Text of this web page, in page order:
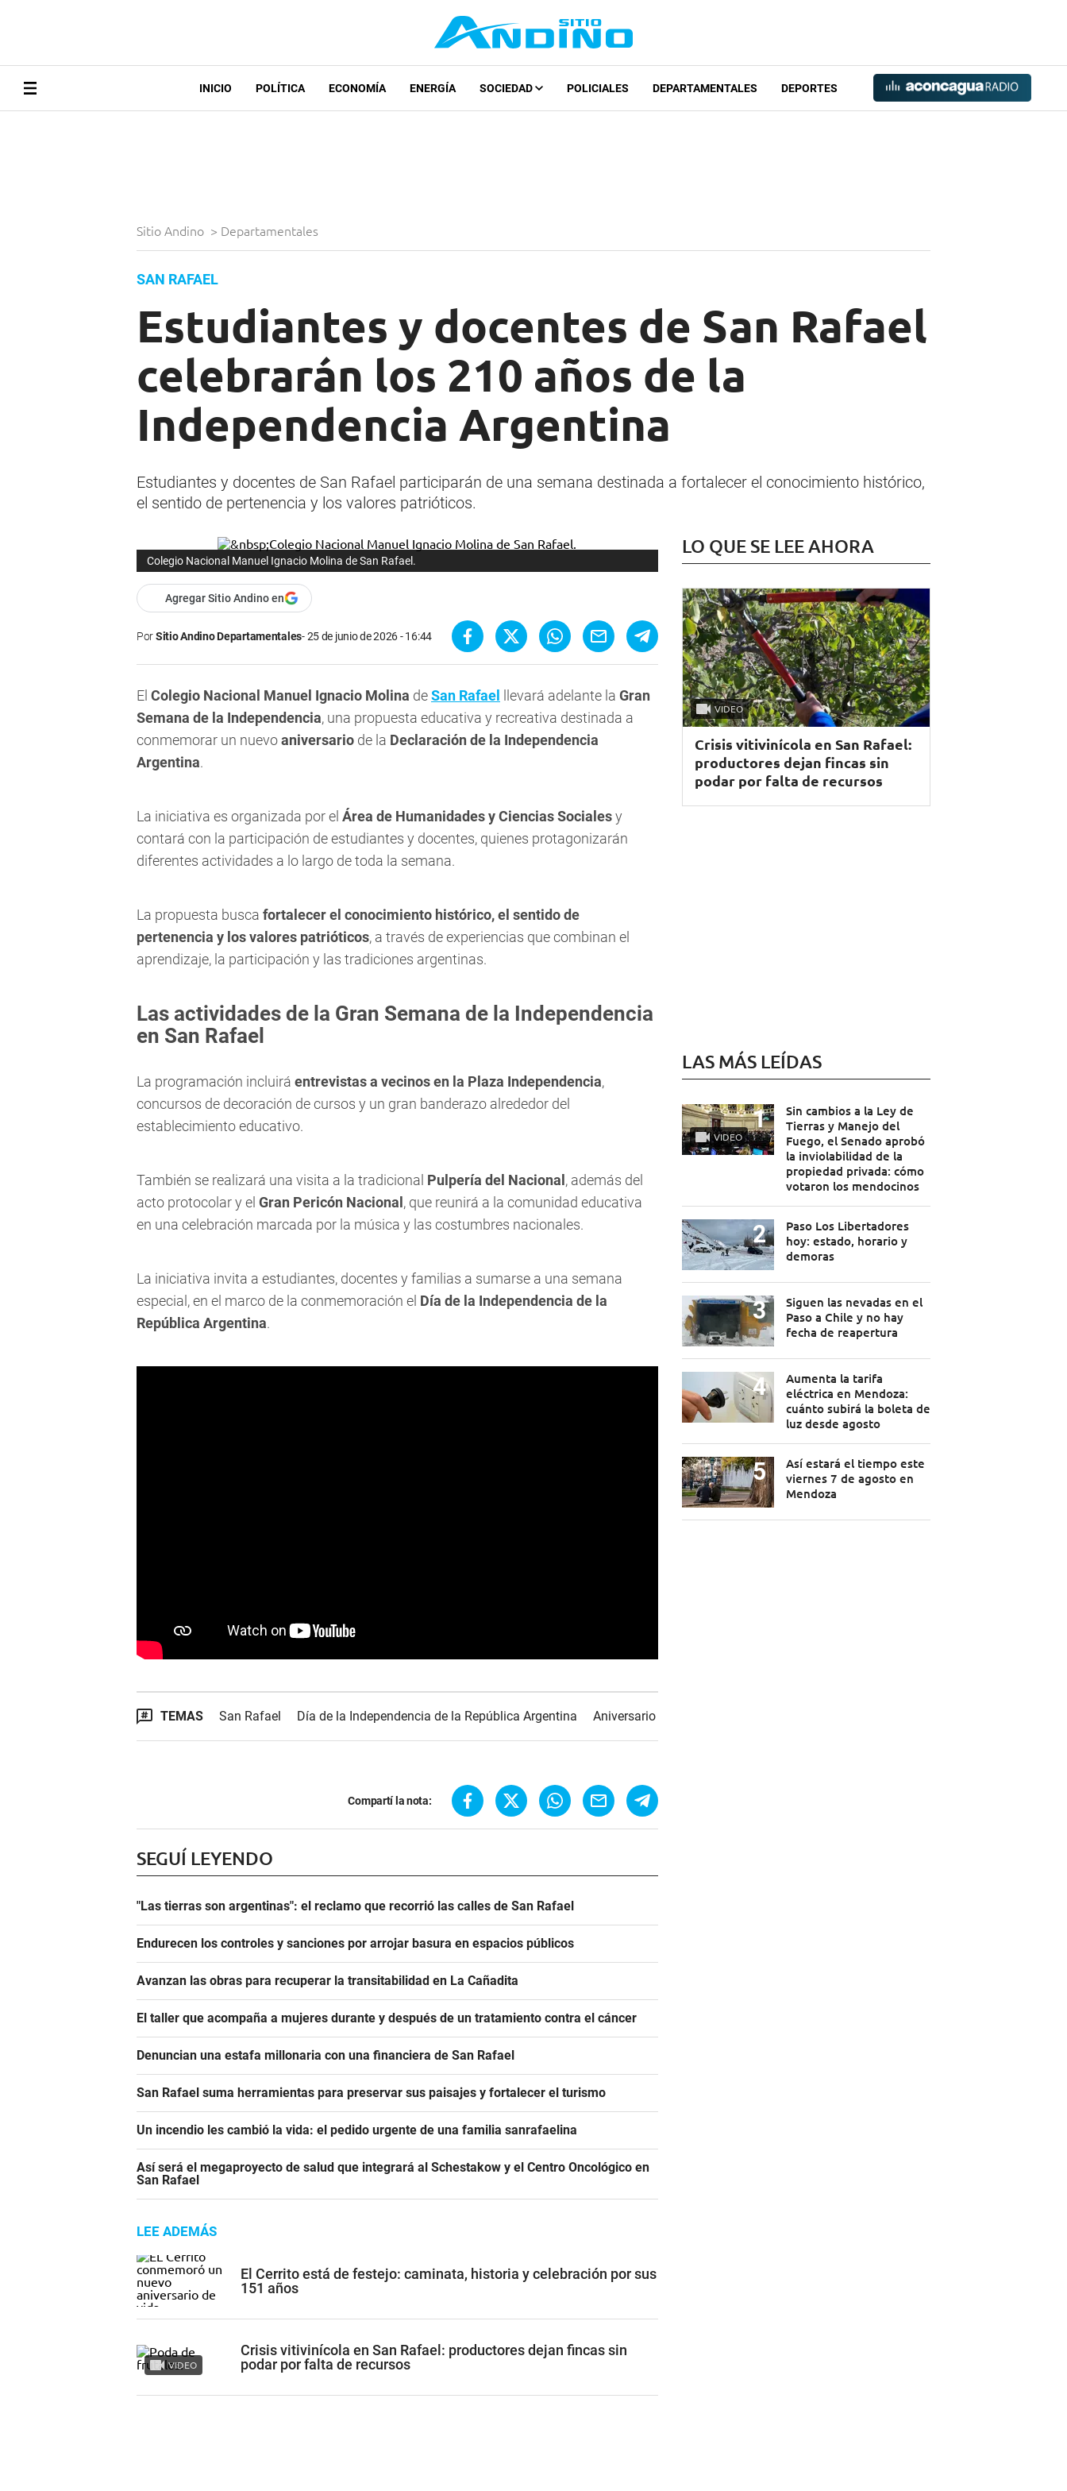
INICIO POLÍTICA ECONOMÍA ENERGÍA SOCIEDAD POLICIALES DEPARTAMENTALES DEPORTES
Sitio Andino > Departamentales
SAN RAFAEL
Estudiantes y docentes de San Rafael
celebrarán los 210 años de la
Independencia Argentina
Estudiantes y docentes de San Rafael participarán de una semana destinada a fortalecer el conocimiento histórico,
el sentido de pertenencia y los valores patrióticos.
Colegio Nacional Manuel Ignacio Molina de San Rafael.
Agregar Sitio Andino en
PorSitio Andino Departamentales 25 de junio de 2026 - 16:44
El Colegio Nacional Manuel Ignacio Molina deSan Rafael llevará adelante la Gran
Semana de la Independencia, una propuesta educativa y recreativa destinada a
conmemorar un nuevoaniversario de la Declaración de la Independencia
Argentina.
La iniciativa es organizada por el Área de Humanidades y Ciencias Socialesy
contará con la participación de estudiantes y docentes, quienes protagonizarán
diferentes actividades a lo largo de toda la semana.
La propuesta busca fortalecer el conocimiento histórico, el sentido de
pertenencia y los valores patrióticos, a través de experiencias que combinan el
aprendizaje, la participación y las tradiciones argentinas.
Las actividades de la Gran Semana de la Independencia
en San Rafael
La programación incluirá entrevistas a vecinos en la Plaza Independencia,
concursos de decoración de cursos y un gran banderazo alrededor del
establecimiento educativo.
También se realizará una visita a la tradicional Pulpería del Nacional , además del
acto protocolar y el Gran Pericón Nacional , que reunirá a la comunidad educativa
en una celebración marcada por la música y las costumbres nacionales.
La iniciativa invita a estudiantes, docentes y familias a sumarse a una semana
especial, en el marco de la conmemoración el Día de la Independencia de la
República Argentina.
TEMAS San Rafael Día de la Independencia de la República Argentina Aniversario
Compartí la nota:
SEGUÍ LEYENDO
"Las tierras son argentinas": el reclamo que recorrió las calles de San Rafael
Endurecen los controles y sanciones por arrojar basura en espacios públicos
Avanzan las obras para recuperar la transitabilidad en La Cañadita
El taller que acompaña a mujeres durante y después de un tratamiento contra el cáncer
Denuncian una estafa millonaria con una financiera de San Rafael
San Rafael suma herramientas para preservar sus paisajes y fortalecer el turismo
Un incendio les cambió la vida: el pedido urgente de una familia sanrafaelina
Así será el megaproyecto de salud que integrará al Schestakow y el Centro Oncológico en
San Rafael
LEE ADEMÁS
El Cerrito está de festejo: caminata, historia y celebración por sus
151 años
VIDEO
Crisis vitivinícola en San Rafael: productores dejan fincas sin
podar por falta de recursos
LO QUE SE LEE AHORA
VIDEO
Crisis vitivinícola en San Rafael:
productores dejan fincas sin
podar por falta de recursos
LAS MÁS LEÍDAS
VIDEO
Sin cambios a la Ley de
Tierras y Manejo del
Fuego, el Senado aprobó
la inviolabilidad de la
propiedad privada: cómo
votaron los mendocinos
Paso Los Libertadores
hoy: estado, horario y
demoras
Siguen las nevadas en el
Paso a Chile y no hay
fecha de reapertura
Aumenta la tarifa
eléctrica en Mendoza:
cuánto subirá la boleta de
luz desde agosto
Así estará el tiempo este
viernes 7 de agosto en
Mendoza